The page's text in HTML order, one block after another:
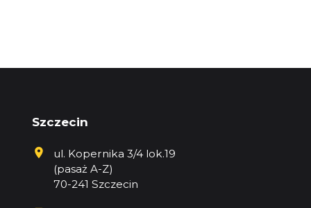
Szczecin
ul. Kopernika 3/4 lok.19
(pasaż A-Z)
70-241 Szczecin